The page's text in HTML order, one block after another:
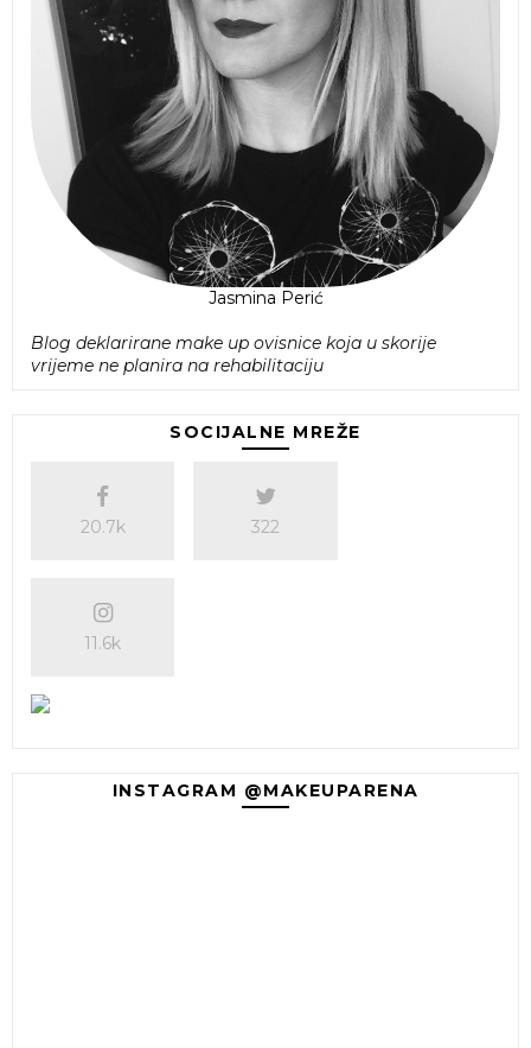
Jasmina Perić
Blog deklarirane make up ovisnice koja u skorije
vrijeme ne planira na rehabilitaciju
SOCIJALNE MREŽE
20.7k 322
11.6k
INSTAGRAM @MAKEUPARENA